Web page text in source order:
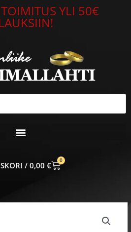
YLI 50€
0,00 €
0
CART